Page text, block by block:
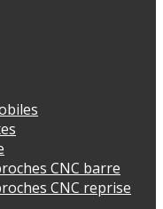
CNC barre
CNC reprise